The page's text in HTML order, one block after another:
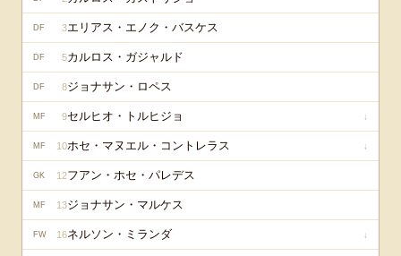
DF 3エリアス・エノク・バスケス
DF 5カルロス・ガジャルド
DF 8ジョナサン・ロペス
MF 9セルヒオ・トルヒジョ ↓
MF 10ホセ・マヌエル・コントレラス ↓
GK 12フアン・ホセ・パレデス
MF 13ジョナサン・マルケス
FW 16ネルソン・ミランダ ↓